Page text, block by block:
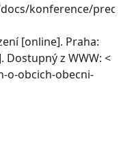
konference/
[online]. Praha:
Dostupný z WWW: <
o-obcich-obecni-